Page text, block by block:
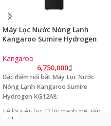
Máy Lọc Nước Nóng Lạnh
Kangaroo Sumire Hydrogen
Kangaroo
6,750,000₫
Đặc điểm nổi bật Máy Lọc Nước
Nóng Lạnh Kangaroo Sumire
Hydrogen KG12A8:
Hệ lõi siêu lọc 12 lõi mạnh mẽ, gấp
đôi Hydrogen và khoáng chất